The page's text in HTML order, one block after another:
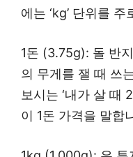
에는 ‘kg’ 단위를
1돈 (3.75g): 돌 반
의 무게를 잴 때 쓰
보시는 ‘내가 살 때
이 1돈 가격을 말합